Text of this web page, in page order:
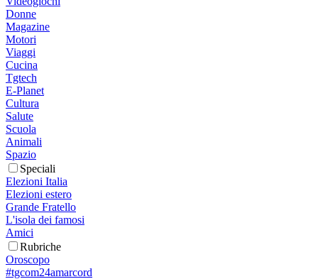
Donne
Magazine
Motori
Viaggi
Cucina
Tgtech
E-Planet
Cultura
Salute
Scuola
Animali
Spazio
Speciali
Elezioni Italia
Elezioni estero
Grande Fratello
L'isola dei famosi
Amici
Rubriche
Oroscopo
#tgcom24amarcord